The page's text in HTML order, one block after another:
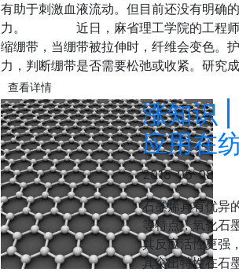
有助于刺激血液流动。但目前还没有明确
力。 近日，麻省理工学院的工程师开
缩绷带，当绷带被拉伸时，纤维会变色。
力，判断绷带是否需要松弛或收紧。研究
查看详情
涨知识
应用在
2018-06-08
石墨烯具有优异
等特点；氧化石
其反应活性更强
其突出特性在石